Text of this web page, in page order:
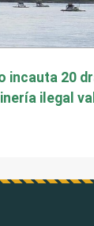
incauta 20
ilegal